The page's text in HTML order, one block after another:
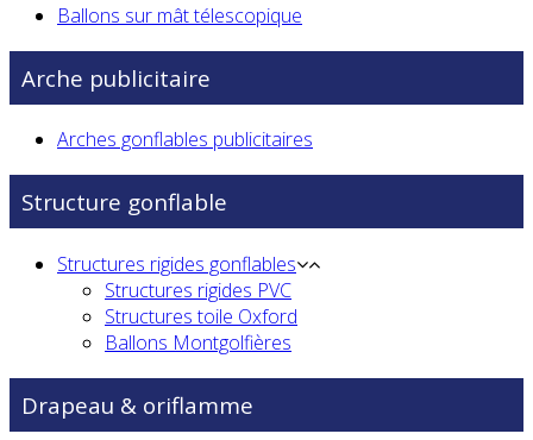
Ballons sur mât télescopique
Arche publicitaire
Arches gonflables publicitaires
Structure gonflable
Structures rigides gonflables
Structures rigides PVC
Structures toile Oxford
Ballons Montgolfières
Drapeau & oriflamme